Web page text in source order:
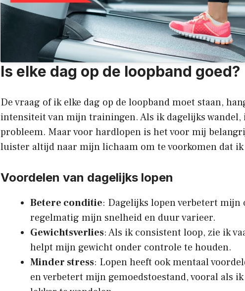
Is elke dag op de loopband goed?
De vraag of ik elke dag op de loopband moet staan,
intensiteit van mijn trainingen. Als ik dagelijks wandel,
probleem. Maar voor hardlopen is het voor mij
luister altijd naar mijn lichaam om te voorkomen dat ik
Voordelen van dagelijks lopen
Betere conditie: Dagelijks lopen verbetert
regelmatig mijn snelheid en duur varieer.
Gewichtsverlies: Als ik consistent loop, zie ik
helpt mijn gewicht onder controle te houden.
Minder stress: Lopen heeft ook mentaal
en verbetert mijn gemoedstoestand, vooral als